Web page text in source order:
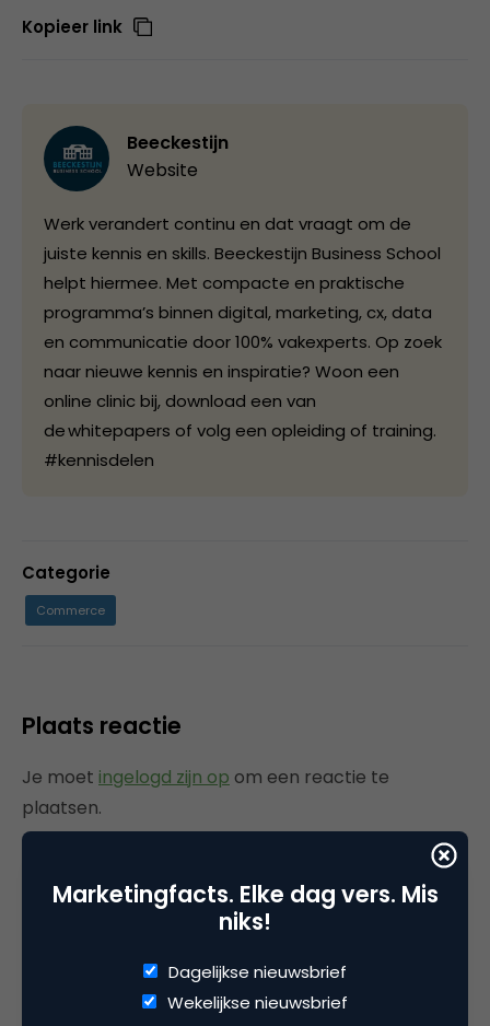
Kopieer link
Beeckestijn
Website
Werk verandert continu en dat vraagt om de
juiste kennis en skills. Beeckestijn Business School
helpt hiermee. Met compacte en praktische
programma’s binnen digital, marketing, cx, data
en communicatie door 100% vakexperts. Op zoek
naar nieuwe kennis en inspiratie? Woon een
online clinic bij, download een van
de whitepapers of volg een opleiding of training.
#kennisdelen
Categorie
Commerce
Plaats reactie
Je moet ingelogd zijn op om een reactie te
plaatsen.
Gerelateerde artikelen
Rebel with or without a cause?
Wake-upcall voor ontwerpers
Marketingfacts. Elke dag vers. Mis
niks!
Dagelijkse nieuwsbrief
Wekelijkse nieuwsbrief